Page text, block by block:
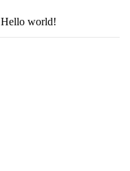
Hello world!